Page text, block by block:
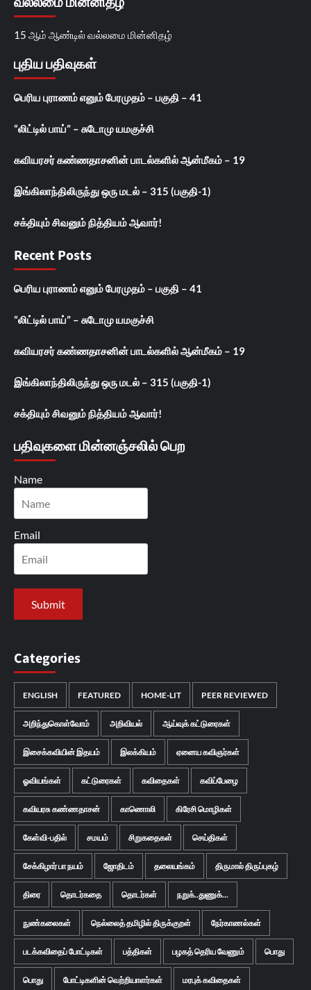
15 ஆம் ஆண்டில் வல்லமை மின்னிதழ்
புதிய பதிவுகள்
பெரிய புராணம் எனும் பேரமுதம் – பகுதி – 41
“லிட்டில் பாய்” – சுடோமு யமகுச்சி
கவியரசர் கண்ணதாசனின் பாடல்களில் ஆன்மீகம் – 19
இங்கிலாந்திலிருந்து ஒரு மடல் – 315 (பகுதி-1)
சக்தியும் சிவனும் நித்தியம் ஆவார்!
Recent Posts
பெரிய புராணம் எனும் பேரமுதம் – பகுதி – 41
“லிட்டில் பாய்” – சுடோமு யமகுச்சி
கவியரசர் கண்ணதாசனின் பாடல்களில் ஆன்மீகம் – 19
இங்கிலாந்திலிருந்து ஒரு மடல் – 315 (பகுதி-1)
சக்தியும் சிவனும் நித்தியம் ஆவார்!
பதிவுகளை மின்னஞ்சலில் பெற
Name
Email
Categories
ENGLISH FEATURED HOME-LIT PEER REVIEWED
அறிந்துகொள்வோம் அறிவியல் ஆய்வுக் கட்டுரைகள்
இசைக்கவியின் இதயம் இலக்கியம் ஏனைய கவிஞர்கள்
ஓவியங்கள் கட்டுரைகள் கவிதைகள் கவிப்பேழை
கவியரசு கண்ணதாசன் காணொலி கிரேசி மொழிகள்
கேள்வி-பதில் சமயம் சிறுகதைகள் செய்திகள்
சேக்கிழார் பா நயம் ஜோதிடம் தலையங்கம் திருமால் திருப்புகழ்
திரை தொடர்கதை தொடர்கள் நறுக்..துணுக்...
நுண்கலைகள் நெல்லைத் தமிழில் திருக்குறள் நேர்காணல்கள்
படக்கவிதைப் போட்டிகள் பத்திகள் பழகத் தெரிய வேணும் பொது
பொது போட்டிகளின் வெற்றியாளர்கள் மரபுக் கவிதைகள்